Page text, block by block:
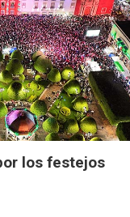
los festejos